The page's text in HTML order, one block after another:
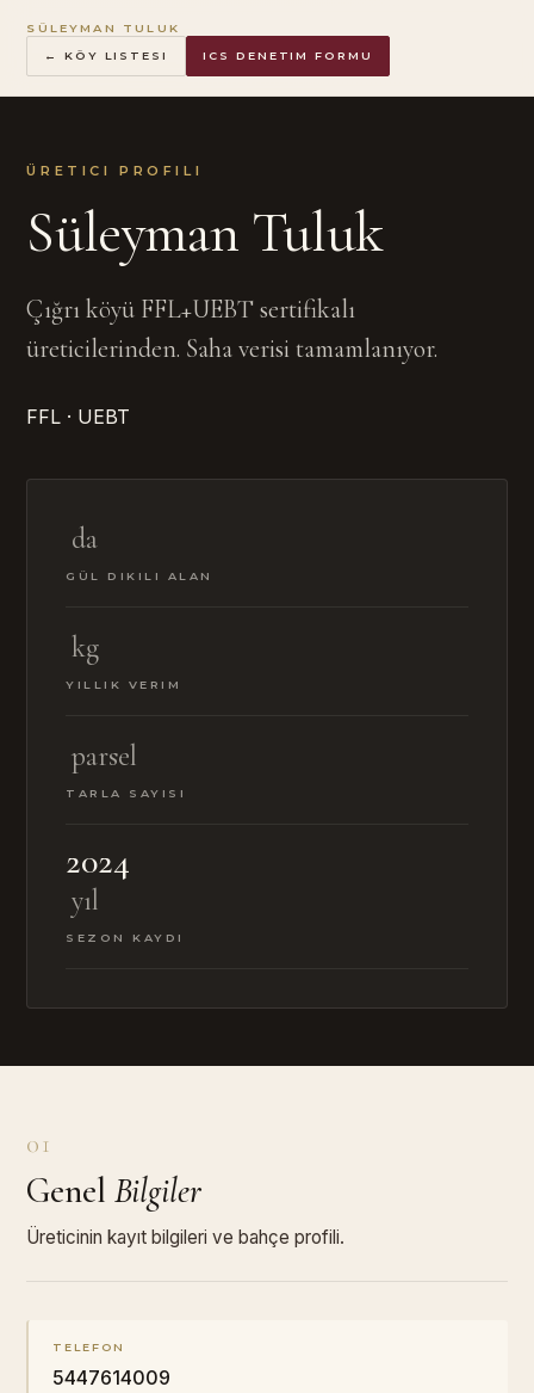
SÜLEYMAN TULUK
← KÖY LISTESI ICS DENETIM FORMU
ÜRETICI PROFILI
Süleyman Tuluk
Çığrı köyü FFL+UEBT sertifikalı
üreticilerinden. Saha verisi tamamlanıyor.
FFL · UEBT
da
GÜL DIKILI ALAN
kg
YILLIK VERIM
parsel
TARLA SAYISI
2024
yıl
SEZON KAYDI
01
Genel Bilgiler
Üreticinin kayıt bilgileri ve bahçe profili.
TELEFON
5447614009